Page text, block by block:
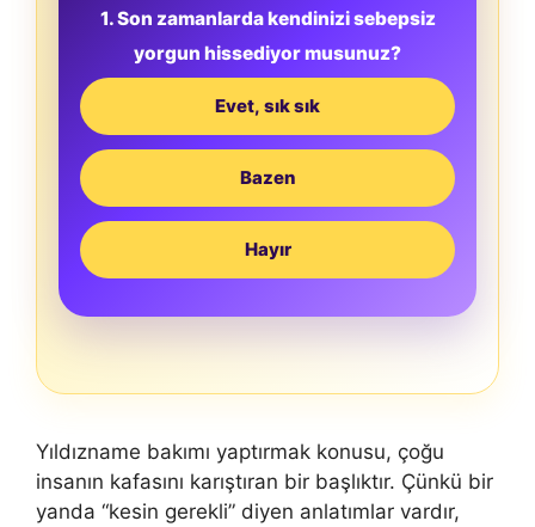
1. Son zamanlarda kendinizi sebepsiz
yorgun hissediyor musunuz?
Evet, sık sık
Bazen
Hayır
Yıldızname bakımı yaptırmak konusu, çoğu
insanın kafasını karıştıran bir başlıktır. Çünkü bir
yanda “kesin gerekli” diyen anlatımlar vardır,